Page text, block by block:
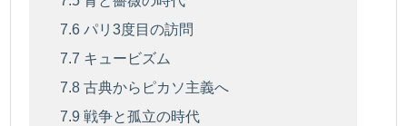
7.6 パリ3度目の訪問
7.7 キュービズム
7.8 古典からピカソ主義へ
7.9 戦争と孤立の時代